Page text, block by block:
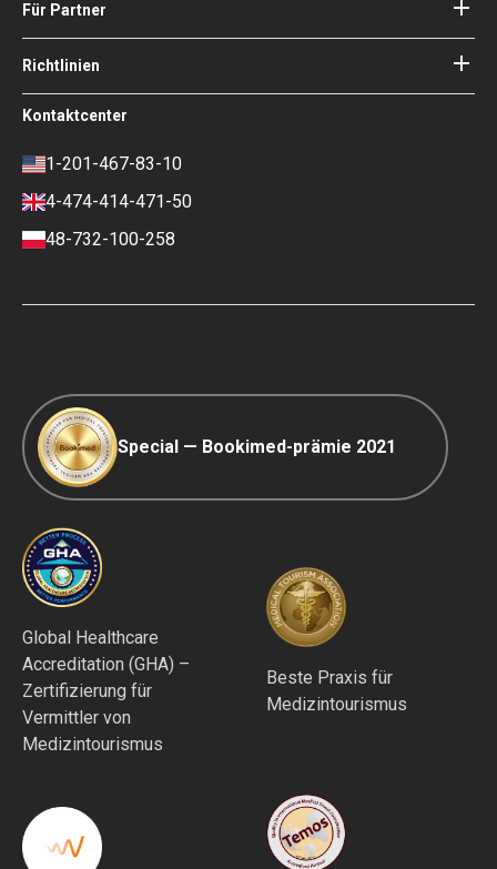
Anleitungen
Ihre Garantien
Wie es funktioniert
Unsere Ärzte
Experte des Medizinischen
Beirats von Bookimed
Soziale Auswirkungen und Medien
Karriere
Kontakte
Für Partner
Ihr Krankenhaus hinzufügen
Login für Partner
Richtlinien
Nutzungsbedingungen
Datenschutzrichtlinie
Richtlinie überprüfen
Zahlungs- und
Anzahlungsbedingungen
Kontaktcenter
1-201-467-83-10
4-474-414-471-50
48-732-100-258
Special — Bookimed-prämie 2021
Global Healthcare
Accreditation (GHA) –
Zertifizierung für
Vermittler von
Medizintourismus
Beste Praxis für
Medizintourismus